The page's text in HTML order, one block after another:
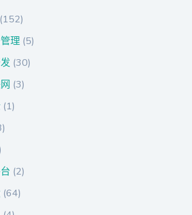
(152)
理 (5)
(30)
(3)
(1)
(2)
(64)